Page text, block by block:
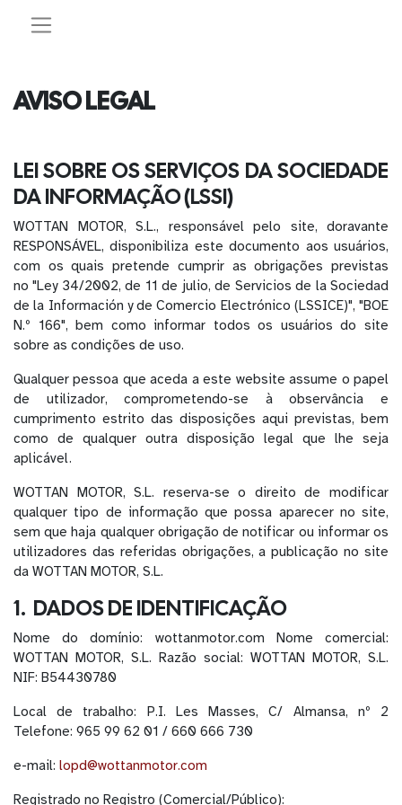
AVISO LEGAL
LEI SOBRE OS SERVIÇOS DA SOCIEDADE
DA INFORMAÇÃO (LSSI)
WOTTAN MOTOR, S.L., responsável pelo site, doravante
RESPONSÁVEL, disponibiliza este documento aos usuários,
com os quais pretende cumprir as obrigações previstas
no "Ley 34/2002, de 11 de julio, de Servicios de la Sociedad
de la Información y de Comercio Electrónico (LSSICE)", "BOE
N.º 166", bem como informar todos os usuários do site
sobre as condições de uso.
Qualquer pessoa que aceda a este website assume o papel
de utilizador, comprometendo-se à observância e
cumprimento estrito das disposições aqui previstas, bem
como de qualquer outra disposição legal que lhe seja
aplicável.
WOTTAN MOTOR, S.L. reserva-se o direito de modificar
qualquer tipo de informação que possa aparecer no site,
sem que haja qualquer obrigação de notificar ou informar os
utilizadores das referidas obrigações, a publicação no site
da WOTTAN MOTOR, S.L.
1. DADOS DE IDENTIFICAÇÃO
Nome do domínio: wottanmotor.com Nome comercial:
WOTTAN MOTOR, S.L. Razão social: WOTTAN MOTOR, S.L.
NIF: B54430780
Local de trabalho: P.I. Les Masses, C/ Almansa, nº 2
Telefone: 965 99 62 01 / 660 666 730
e-mail: lopd@wottanmotor.com
Registrado no Registro (Comercial/Público):